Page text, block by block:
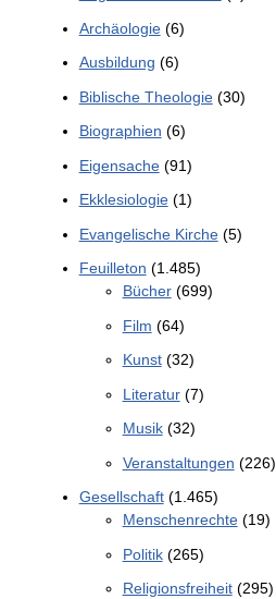
Archäologie(6)
Ausbildung (6)
Biblische Theologie(30)
Biographien (6)
Eigensache(91)
Ekklesiologie(1)
Evangelische Kirche(5)
Feuilleton (1.485)
Bücher(699)
Film (64)
Kunst(32)
Literatur(7)
Musik(32)
Veranstaltungen (226)
Gesellschaft(1.465)
Menschenrechte(19)
Politik(265)
Religionsfreiheit(295)